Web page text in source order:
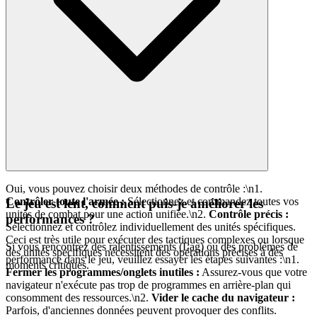
Oui, vous pouvez choisir deux méthodes de contrôle :\n1.
Contrôler toute l'armée :Sélectionnez et commandez toutes vos
unités de combat pour une action unifiée.\n2. Contrôle précis :
Sélectionnez et contrôlez individuellement des unités spécifiques.
Ceci est très utile pour exécuter des tactiques complexes ou lorsque
des unités spécifiques nécessitent des opérations précises à des
moments critiques.
Le jeu est lent, comment puis-je améliorer les
performances ?
Si vous rencontrez des ralentissements (Lag) ou des problèmes de
performance dans le jeu, veuillez essayer les étapes suivantes :\n1.
Fermer les programmes/onglets inutiles : Assurez-vous que votre
navigateur n'exécute pas trop de programmes en arrière-plan qui
consomment des ressources.\n2. Vider le cache du navigateur :
Parfois, d'anciennes données peuvent provoquer des conflits.